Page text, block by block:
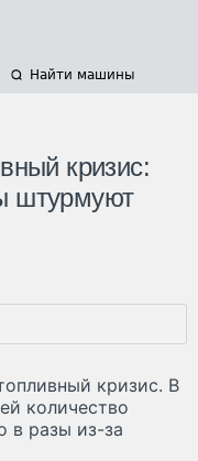
Найти машины
кризис:
штурмуют
кризис. В
количество
в разы из-за